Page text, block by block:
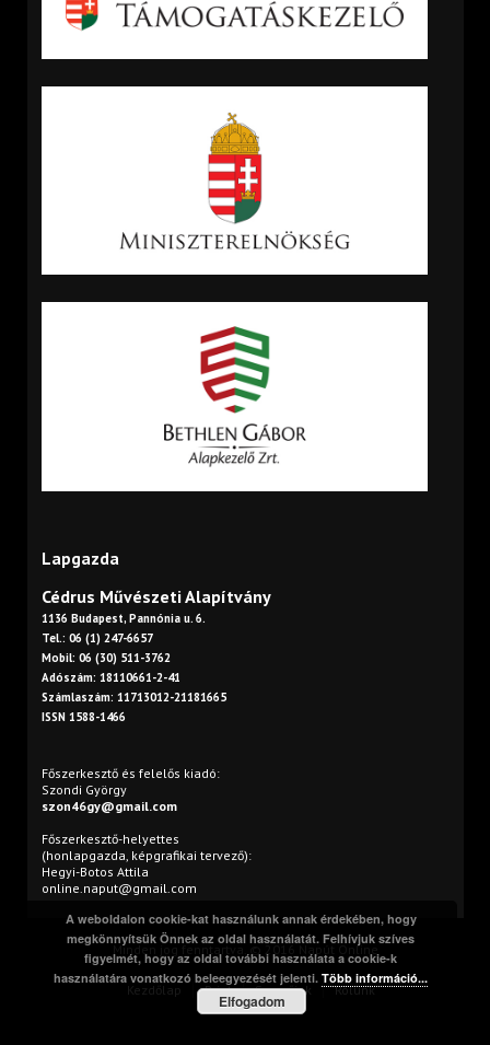
Lapgazda
Cédrus Művészeti Alapítvány
1136 Budapest, Pannónia u. 6.
Tel.: 06 (1) 247-6657
Mobil: 06 (30) 511-3762
Adószám: 18110661-2-41
Számlaszám: 11713012-21181665
ISSN 1588-1466
Főszerkesztő és felelős kiadó:
Szondi György
szon46gy@gmail.com
Főszerkesztő-helyettes
(honlapgazda, képgrafikai tervező):
Hegyi-Botos Attila
online.naput@gmail.com
Minden jog fenntartva. © 2016 Napút Online
Kezdőlap Print Szerzőink Rólunk
A weboldalon cookie-kat használunk annak érdekében, hogy
megkönnyítsük Önnek az oldal használatát. Felhívjuk szíves
figyelmét, hogy az oldal további használata a cookie-k
használatára vonatkozó beleegyezését jelenti.Több információ...
Elfogadom